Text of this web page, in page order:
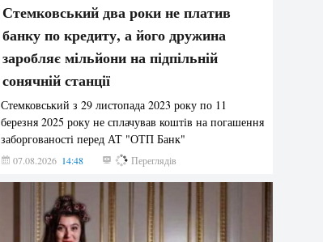
Стемковський два роки не платив
банку по кредиту, а його дружина
заробляє мільйони на підпільній
сонячній станції
Стемковський з 29 листопада 2023 року по 11
березня 2025 року не сплачував коштів на погашення
заборгованості перед АТ "ОТП Банк"
07.08.2026 14:48 252 Переглядів